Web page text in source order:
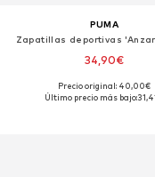
PUMA
Zapatillas deportivas
34,90€
+2
Disponible en muchas
Precio original: 40,00€
Último precio más bajo: